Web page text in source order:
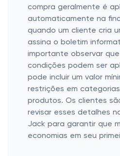
compra geralmente é
automaticamente na
quando um cliente cria
assina o boletim
importante observar
condições podem ser
pode incluir um valor
restrições em
produtos. Os clientes
revisar esses detalhes
Jack para garantir que
economias em seu